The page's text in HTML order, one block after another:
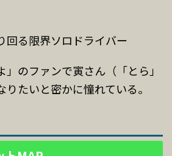
る限界ソロドライバー
のファンで寅さん（「とら」
たいと密かに憧れている。